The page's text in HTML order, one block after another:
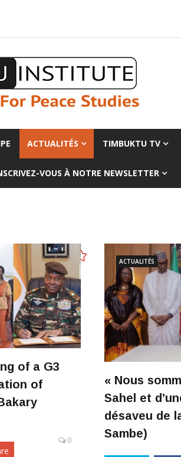
ACTUALITÉS TIMBUKTU TV
VOUS À NOTRE NEWSLETTER
of a G3
of
0
ACTUALITÉS
« Nous
Sahel et
désaveu de
Sambe)